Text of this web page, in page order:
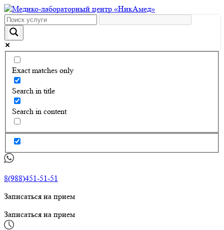
Exact matches only
Search in title
Search in content
8(988)451-51-51
Записаться на прием
Записаться на прием